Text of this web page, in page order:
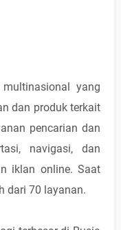
yang
dan produk terkait
pencarian dan
navigasi, dan
iklan online. Saat
dari 70 layanan.